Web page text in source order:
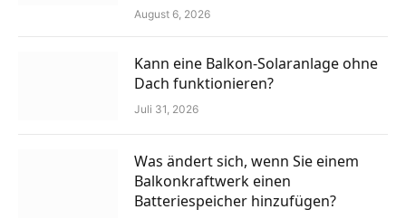
August 6, 2026
Kann eine Balkon-Solaranlage ohne
Dach funktionieren?
Juli 31, 2026
Was ändert sich, wenn Sie einem
Balkonkraftwerk einen
Batteriespeicher hinzufügen?